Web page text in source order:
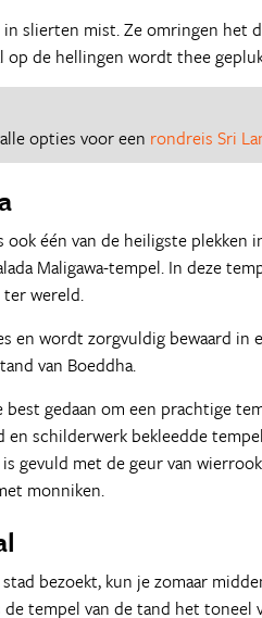
slierten mist. Ze omringen het
op de hellingen wordt thee
opties voor een rondreis Sri
één van de heiligste plekken
Maligawa-tempel. In deze
wereld.
en wordt zorgvuldig bewaard in
van Boeddha.
best gedaan om een prachtige
schilderwerk bekleedde
gevuld met de geur van
monniken.
bezoekt, kun je zomaar
tempel van de tand het